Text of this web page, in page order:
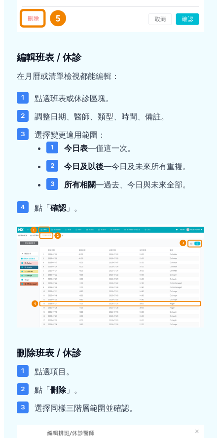
編輯班表 / 休診
在月曆或清單檢視都能編輯：
點選班表或休診區塊。
調整日期、醫師、類型、時間、備註。
選擇變更適用範圍：
今日表—僅這一次。
今日及以後—今日及未來所有重複。
所有相關—過去、今日與未來全部。
點「確認 」。
刪除班表 / 休診
點選項目。
點「刪除」。
選擇同樣三階層範圍並確認。